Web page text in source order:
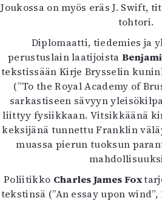
Info
Toimitus
Kaltio ry
Joukossa on myös eräs J. Swift,
tohtori.
Diplomaatti, tiedemies ja
perustuslain laatijoista
tekstissään Kirje Brysselin
(”To the Royal Academy of
sarkastiseen sävyyn
liittyy fysiikkaan. Vitsikkäänä
keksijänä tunnettu Franklin
muassa pierun tuoksun
Poliitikko Charles James Fox
tekstinsä (”An essay upon